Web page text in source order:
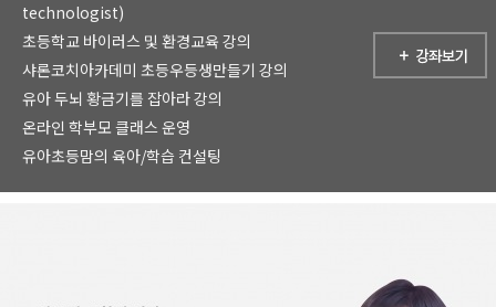
technologist)
초등학교 바이러스 및 환경교육 강의
샤론코치아카데미 초등우등생만들기 강의
유아 두뇌 황금기를 잡아라 강의
온라인 학부모 클래스 운영
유아초등맘의 육아/학습 컨설팅